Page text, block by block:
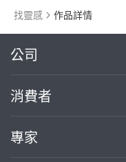
找靈感 作品詳情
公司
關於我們
部落格
消費者
買服務
專家
繼續完成